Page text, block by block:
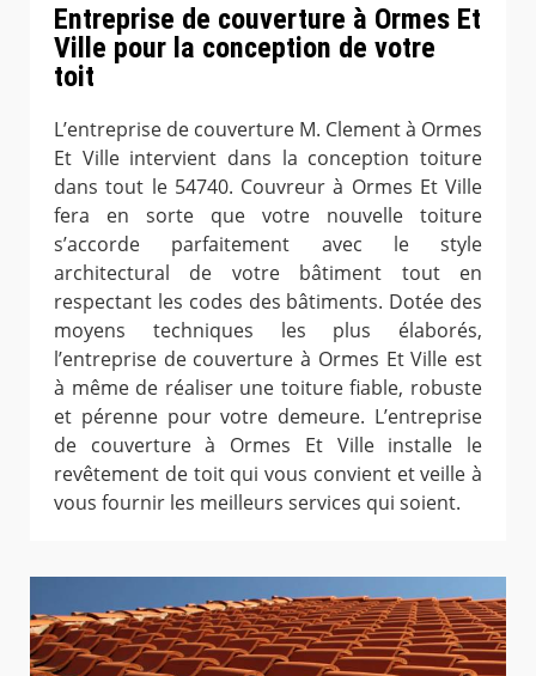
Entreprise de couverture à Ormes Et
Ville pour la conception de votre
toit
L’entreprise de couverture M. Clement à Ormes
Et Ville intervient dans la conception toiture
dans tout le 54740. Couvreur à Ormes Et Ville
fera en sorte que votre nouvelle toiture
s’accorde parfaitement avec le style
architectural de votre bâtiment tout en
respectant les codes des bâtiments. Dotée des
moyens techniques les plus élaborés,
l’entreprise de couverture à Ormes Et Ville est
à même de réaliser une toiture fiable, robuste
et pérenne pour votre demeure. L’entreprise
de couverture à Ormes Et Ville installe le
revêtement de toit qui vous convient et veille à
vous fournir les meilleurs services qui soient.